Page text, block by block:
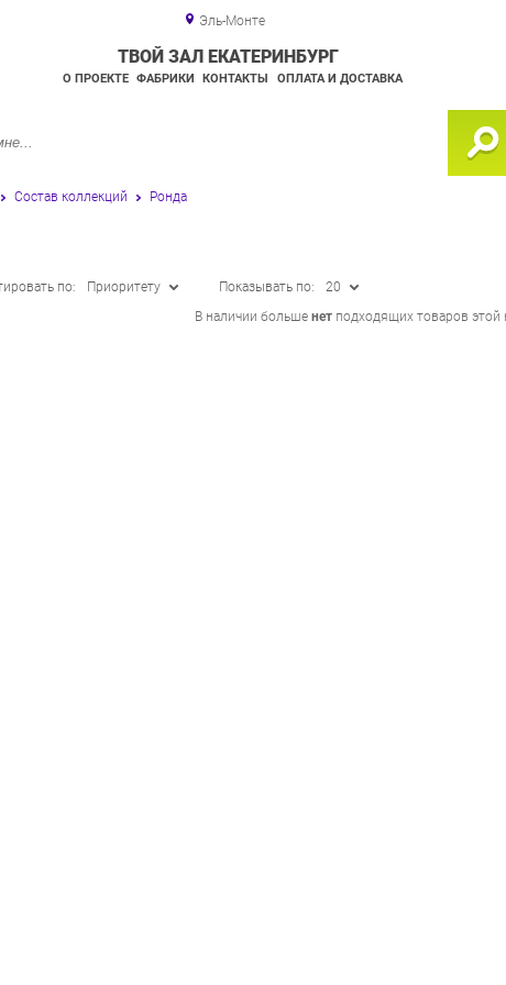
Эль-Монте
ТВОЙ ЗАЛ ЕКАТЕРИНБУРГ
О ПРОЕКТЕ ФАБРИКИ КОНТАКТЫ ОПЛАТА И ДОСТАВКА
Состав коллекций Ронда
по: Приоритету Показывать по:
20
В наличии больше нет подходящих товаров этой